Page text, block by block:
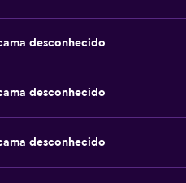
desconhecido
desconhecido
desconhecido